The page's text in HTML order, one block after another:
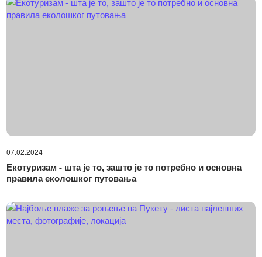
07.02.2024
Екотуризам - шта је то, зашто је то потребно и основна
правила еколошког путовања